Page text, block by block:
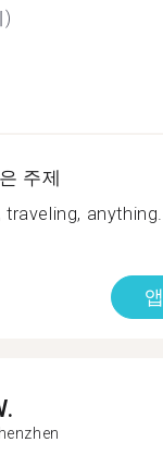
)
주제
anything...